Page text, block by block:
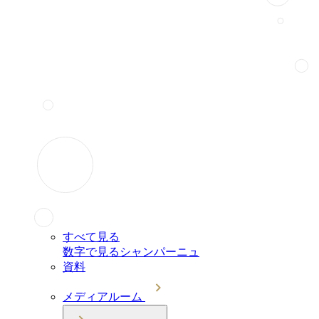
すべて見る
数字で見るシャンパーニュ
資料
メディアルーム